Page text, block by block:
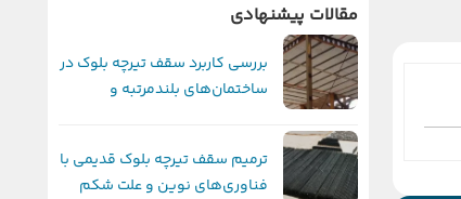
مقالات پیشنهادی
بررسی کاربرد سقف تیرچه بلوک در
ساختمان‌های بلندمرتبه و
ترمیم سقف تیرچه بلوک قدیمی با
فناوری‌های نوین و علت شکم